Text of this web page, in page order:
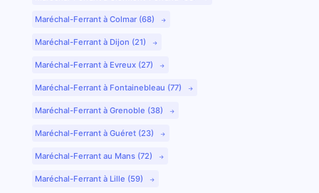
Maréchal-Ferrant à Colmar (68)
Maréchal-Ferrant à Dijon (21)
Maréchal-Ferrant à Evreux (27)
Maréchal-Ferrant à Fontainebleau (77)
Maréchal-Ferrant à Grenoble (38)
Maréchal-Ferrant à Guéret (23)
Maréchal-Ferrant au Mans (72)
Maréchal-Ferrant à Lille (59)